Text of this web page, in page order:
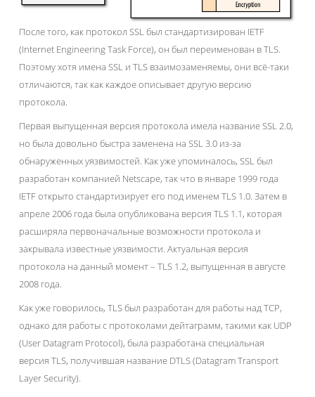
После того, как протокол SSL был стандартизирован IETF
(Internet Engineering Task Force), он был переименован в TLS.
Поэтому хотя имена SSL и TLS взаимозаменяемы, они всё-таки
отличаются, так как каждое описывает другую версию
протокола.
Первая выпущенная версия протокола имела название SSL 2.0,
но была довольно быстра заменена на SSL 3.0 из-за
обнаруженных уязвимостей. Как уже упоминалось, SSL был
разработан компанией Netscape, так что в январе 1999 года
IETF открыто стандартизирует его под именем TLS 1.0. Затем в
апреле 2006 года была опубликована версия TLS 1.1, которая
расширяла первоначальные возможности протокола и
закрывала известные уязвимости. Актуальная версия
протокола на данный момент – TLS 1.2, выпущенная в августе
2008 года.
Как уже говорилось, TLS был разработан для работы над TCP,
однако для работы с протоколами дейтаграмм, такими как UDP
(User Datagram Protocol), была разработана специальная
версия TLS, получившая название DTLS (Datagram Transport
Layer Security).